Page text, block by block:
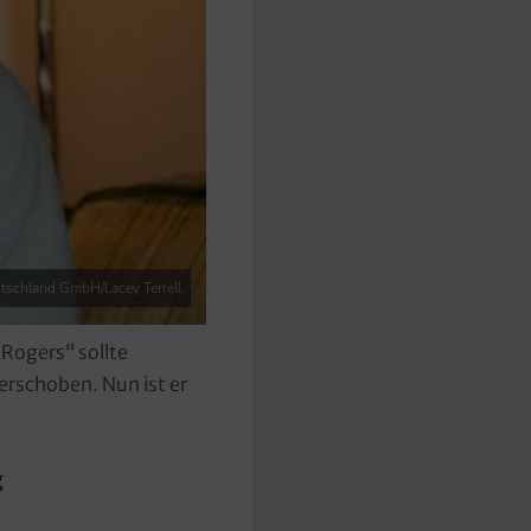
GmbH/Lacey Terrell
sollte
Nun ist er